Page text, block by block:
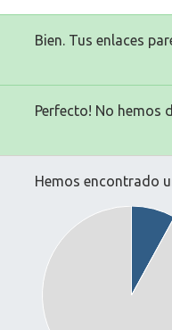
Bien. Tus enlaces
Perfecto! No hemos
Hemos encontrado